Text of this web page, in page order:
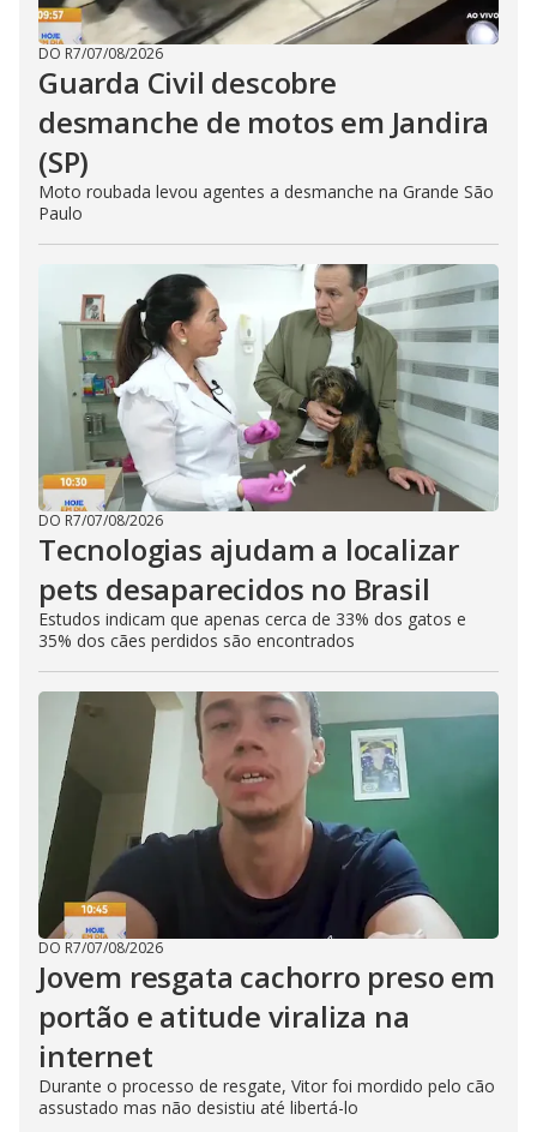
DO R7/07/08/2026
Guarda Civil descobre
desmanche de motos em Jandira
(SP)
Moto roubada levou agentes a desmanche na Grande São
Paulo
DO R7/07/08/2026
Tecnologias ajudam a localizar
pets desaparecidos no Brasil
Estudos indicam que apenas cerca de 33% dos gatos e
35% dos cães perdidos são encontrados
DO R7/07/08/2026
Jovem resgata cachorro preso em
portão e atitude viraliza na
internet
Durante o processo de resgate, Vitor foi mordido pelo cão
assustado mas não desistiu até libertá-lo